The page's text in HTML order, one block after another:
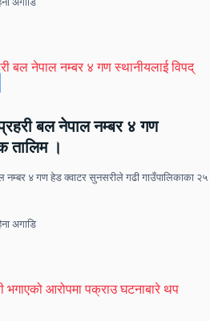
बल नेपाल नम्बर ४ गण
तालिम ।
नम्बर ४ गण हेड क्वाटर सुनसरीले गढी गाउँपालिकाका २५
अगाडि